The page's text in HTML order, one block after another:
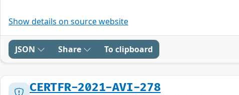
Show details on source website
JSON Share To clipboard
CERTFR-2021-AVI-278